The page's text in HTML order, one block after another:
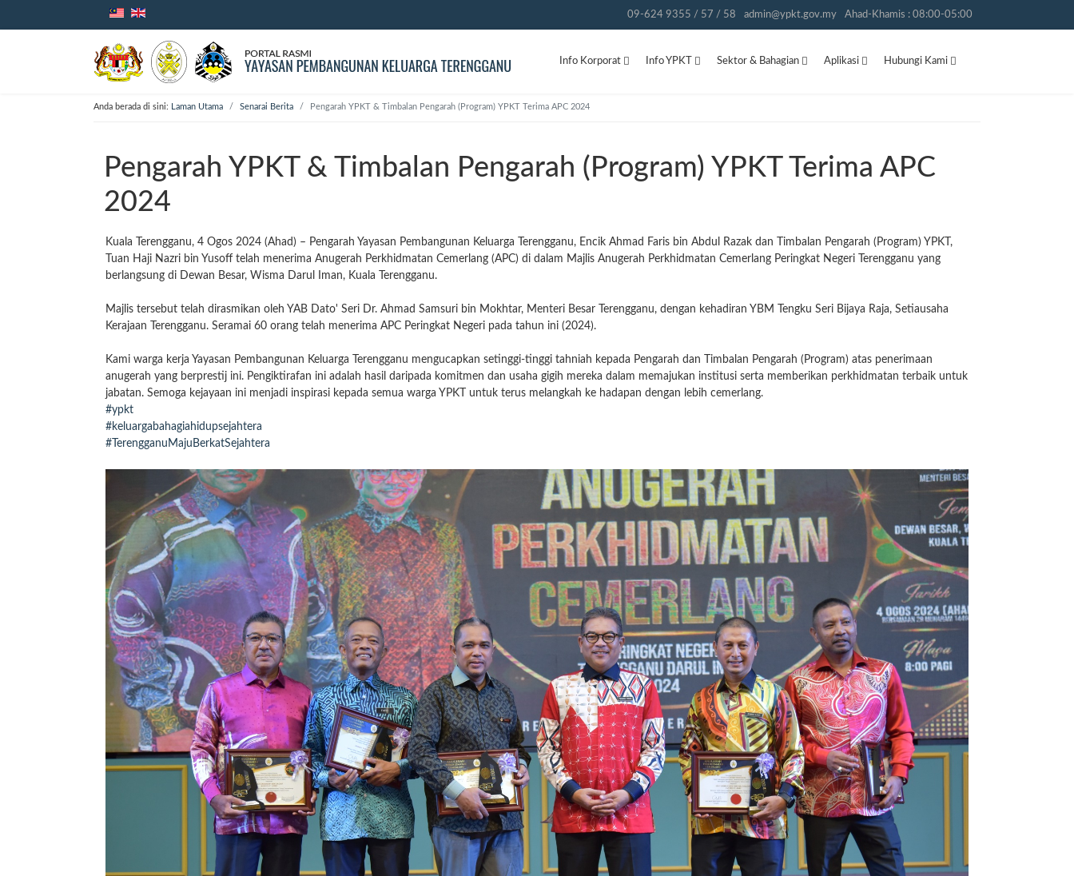
09-624 9355 / 57 / 58 admin@ypkt.gov.my Ahad-Khamis : 08:00-05:00
Info Korporat Info YPKT Sektor & Bahagian Aplikasi Hubungi Kami
Anda berada di sini: Laman Utama Senarai Berita Pengarah YPKT & Timbalan Pengarah (Program) YPKT Terima APC 2024
Pengarah YPKT & Timbalan Pengarah (Program) YPKT Terima APC
2024
Kuala Terengganu, 4 Ogos 2024 (Ahad) – Pengarah Yayasan Pembangunan Keluarga Terengganu, Encik Ahmad Faris bin Abdul Razak dan Timbalan Pengarah (Program) YPKT,
Tuan Haji Nazri bin Yusoff telah menerima Anugerah Perkhidmatan Cemerlang (APC) di dalam Majlis Anugerah Perkhidmatan Cemerlang Peringkat Negeri Terengganu yang
berlangsung di Dewan Besar, Wisma Darul Iman, Kuala Terengganu.
Majlis tersebut telah dirasmikan oleh YAB Dato' Seri Dr. Ahmad Samsuri bin Mokhtar, Menteri Besar Terengganu, dengan kehadiran YBM Tengku Seri Bijaya Raja, Setiausaha
Kerajaan Terengganu. Seramai 60 orang telah menerima APC Peringkat Negeri pada tahun ini (2024).
Kami warga kerja Yayasan Pembangunan Keluarga Terengganu mengucapkan setinggi-tinggi tahniah kepada Pengarah dan Timbalan Pengarah (Program) atas penerimaan
anugerah yang berprestij ini. Pengiktirafan ini adalah hasil daripada komitmen dan usaha gigih mereka dalam memajukan institusi serta memberikan perkhidmatan terbaik untuk
jabatan. Semoga kejayaan ini menjadi inspirasi kepada semua warga YPKT untuk terus melangkah ke hadapan dengan lebih cemerlang.
#ypkt
#keluargabahagiahidupsejahtera
#TerengganuMajuBerkatSejahtera